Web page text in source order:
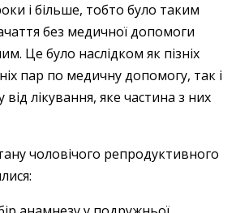
і більше, тобто було таким
без медичної допомоги
Це було наслідком як пізніх
пар по медичну допомогу, так і
від лікування, яке частина з них
чоловічого репродуктивного